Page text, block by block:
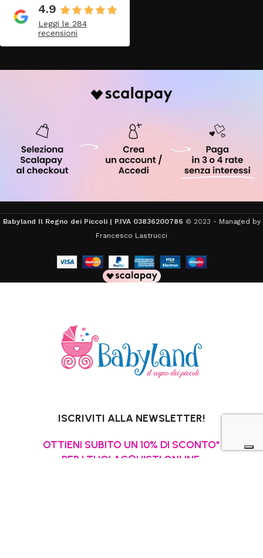
4.9
Leggi le 284
recensioni
Babyland Il Regno dei Piccoli | P.IVA 03836200786 © 2023 - Managed by
Francesco Lastrucci
ISCRIVITI ALLA NEWSLETTER!
OTTIENI SUBITO UN 10% DI SCONTO*
PER I TUOI ACQUISTI ONLINE.